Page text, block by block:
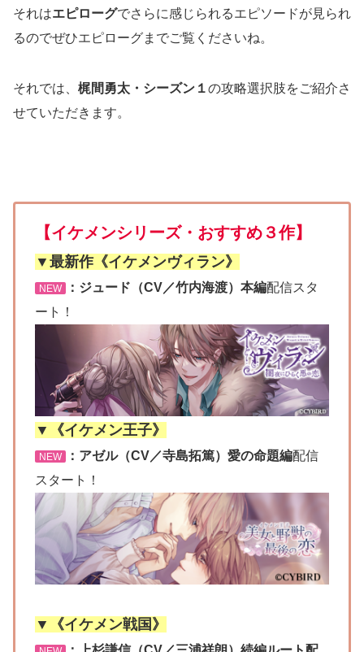
それはエピローグでさらに感じられるエピソードが見られ
るのでぜひエピローグまでご覧くださいね。
それでは、 梶間勇太・シーズン１の攻略選択肢をご紹介さ
せていただきます。
【イケメンシリーズ・おすすめ３作】
▼最新作《イケメンヴィラン》
NEW ：ジュード（CV／竹内海渡）本編配信スタ
ート！
▼《イケメン王子》
NEW ：アゼル（CV／寺島拓篤）愛の命題編配信
スタート！
▼《イケメン戦国》